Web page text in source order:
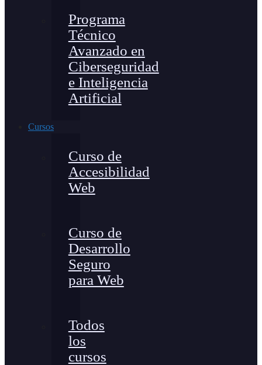
Programa
Técnico
Avanzado en
Ciberseguridad
e Inteligencia
Artificial
Cursos
Curso de
Accesibilidad
Web
Curso de
Desarrollo
Seguro
para Web
Todos
los
cursos